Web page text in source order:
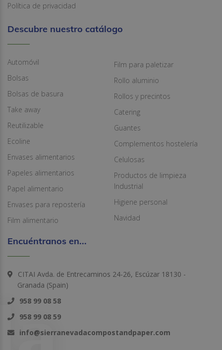
Política de privacidad
Descubre nuestro catálogo
Automóvil
Bolsas
Bolsas de basura
Take away
Reutilizable
Ecoline
Envases alimentarios
Papeles alimentarios
Papel alimentario
Envases para repostería
Film alimentario
Film para paletizar
Rollo aluminio
Rollos y precintos
Catering
Guantes
Complementos hostelería
Celulosas
Productos de limpieza
Industrial
Higiene personal
Navidad
Encuéntranos en...
CITAI Avda. de Entrecaminos 24-26, Escúzar 18130 -
Granada (Spain)
958 99 08 58
958 99 08 59
info@sierranevadacompostandpaper.com